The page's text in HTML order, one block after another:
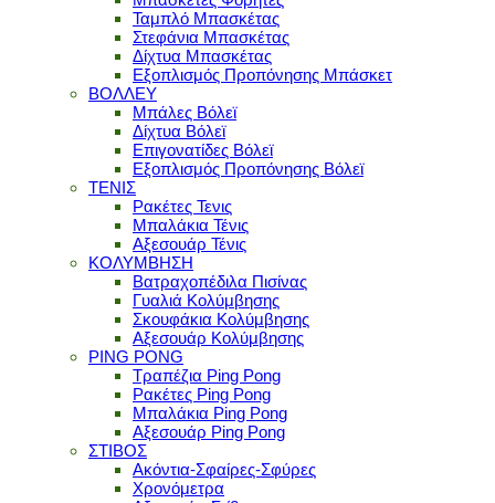
Ταμπλό Μπασκέτας
Στεφάνια Μπασκέτας
Δίχτυα Μπασκέτας
Εξοπλισμός Προπόνησης Μπάσκετ
ΒΟΛΛΕΥ
Μπάλες Βόλεϊ
Δίχτυα Βόλεϊ
Επιγονατίδες Βόλεϊ
Εξοπλισμός Προπόνησης Βόλεϊ
ΤΕΝΙΣ
Ρακέτες Τενις
Μπαλάκια Τένις
Αξεσουάρ Τένις
ΚΟΛΥΜΒΗΣΗ
Βατραχοπέδιλα Πισίνας
Γυαλιά Κολύμβησης
Σκουφάκια Κολύμβησης
Αξεσουάρ Κολύμβησης
PING PONG
Τραπέζια Ping Pong
Ρακέτες Ping Pong
Μπαλάκια Ping Pong
Αξεσουάρ Ping Pong
ΣΤΙΒΟΣ
Ακόντια-Σφαίρες-Σφύρες
Χρονόμετρα